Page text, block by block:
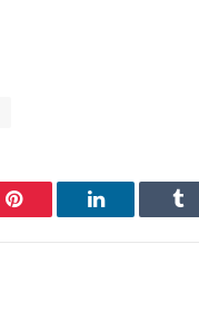
Pinterest LinkedIn